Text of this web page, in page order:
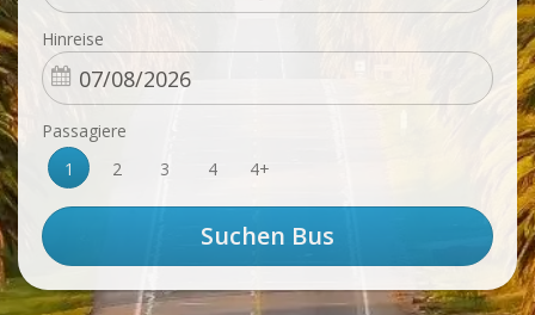
Hinreise
Passagiere
1
2 3 4 4+